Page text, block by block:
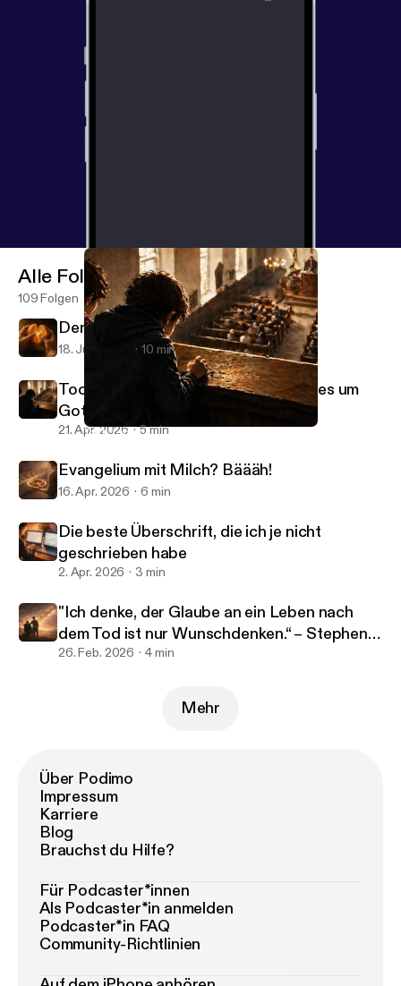
Tock, tock, tock - und plötzlich geht es um Gott
Alle Folgen
109 Folgen
Der Sinn des Lebens - Teil 2
18. Juni 2026 10 min
Tock, tock, tock - und plötzlich geht es um
Gott
21. Apr. 2026 5 min
Evangelium mit Milch? Bäääh!
16. Apr. 2026 6 min
Die beste Überschrift, die ich je nicht
geschrieben habe
2. Apr. 2026 3 min
"Ich denke, der Glaube an ein Leben nach
dem Tod ist nur Wunschdenken.“ – Stephen
Hawking
26. Feb. 2026 4 min
Mehr
Über Podimo
Impressum
Karriere
Blog
Brauchst du Hilfe?
Für Podcaster*innen
Als Podcaster*in anmelden
Podcaster*in FAQ
Community-Richtlinien